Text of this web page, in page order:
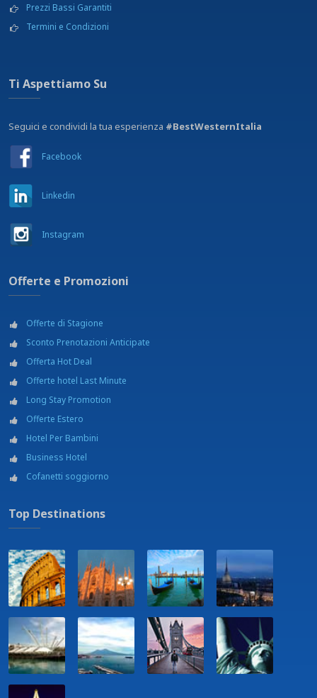
Prezzi Bassi Garantiti
Termini e Condizioni
Ti Aspettiamo Su
Seguici e condividi la tua esperienza #BestWesternItalia
Facebook
Linkedin
Instagram
Offerte e Promozioni
Offerte di Stagione
Sconto Prenotazioni Anticipate
Offerta Hot Deal
Offerte hotel Last Minute
Long Stay Promotion
Offerte Estero
Hotel Per Bambini
Business Hotel
Cofanetti soggiorno
Top Destinations